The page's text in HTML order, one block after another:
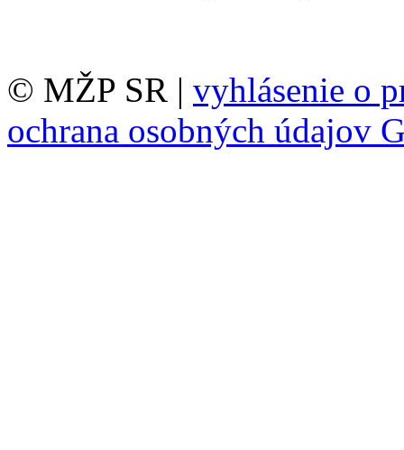
© MŽP SR | vyhlásenie o
ochrana osobných údajov